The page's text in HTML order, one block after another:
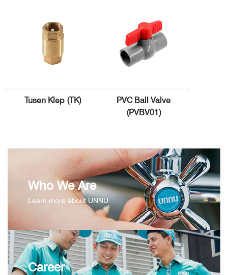
Tusen Klep (TK)
PVC Ball Valve
(PVBV01)
Who We Are
Learn more about UNNU
Career